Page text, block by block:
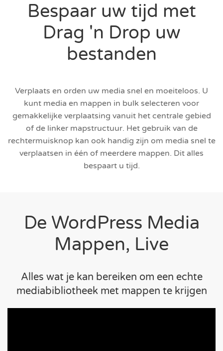
Bespaar uw tijd met
Drag 'n Drop uw
bestanden
Verplaats en orden uw media snel en moeiteloos. U
kunt media en mappen in bulk selecteren voor
gemakkelijke verplaatsing vanuit het centrale gebied
of de linker mapstructuur. Het gebruik van de
rechtermuisknop kan ook handig zijn om media snel te
verplaatsen in één of meerdere mappen. Dit alles
bespaart u tijd.
De WordPress Media
Mappen, Live
Alles wat je kan bereiken om een echte
mediabibliotheek met mappen te krijgen